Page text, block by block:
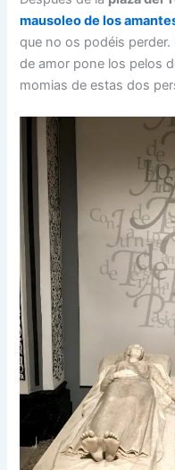
mausoleo de los
que no os podéis
de amor pone los pelos
momias de estas dos